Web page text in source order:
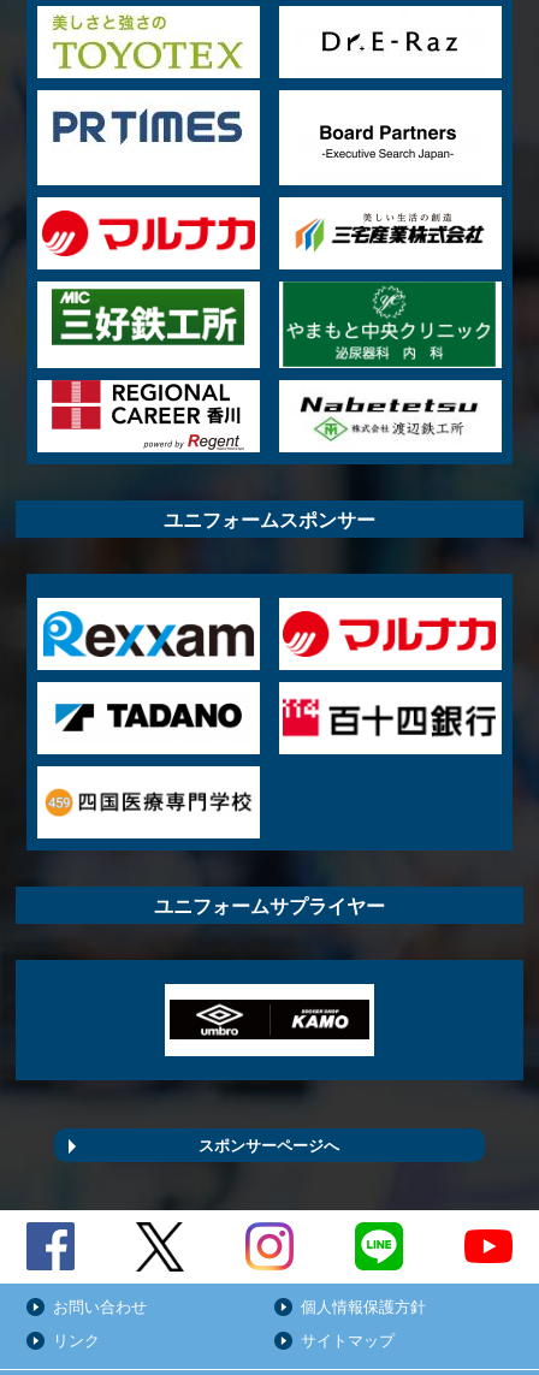
ユニフォームスポンサー
ユニフォームサプライヤー
スポンサーページへ
お問い合わせ
個人情報保護方針
リンク
サイトマップ